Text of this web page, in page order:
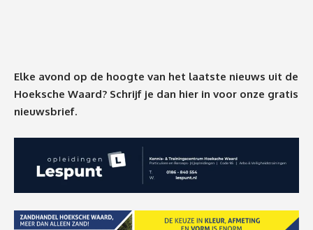
Elke avond op de hoogte van het laatste nieuws uit de
Hoeksche Waard? Schrijf je dan hier in voor onze gratis
nieuwsbrief.